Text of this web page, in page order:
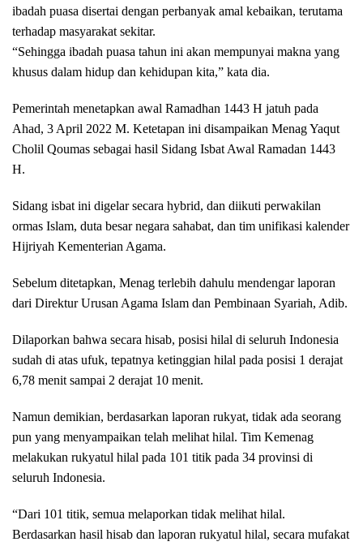
ibadah puasa disertai dengan perbanyak amal kebaikan, terutama
terhadap masyarakat sekitar.
“Sehingga ibadah puasa tahun ini akan mempunyai makna yang
khusus dalam hidup dan kehidupan kita,” kata dia.
Pemerintah menetapkan awal Ramadhan 1443 H jatuh pada
Ahad, 3 April 2022 M. Ketetapan ini disampaikan Menag Yaqut
Cholil Qoumas sebagai hasil Sidang Isbat Awal Ramadan 1443
H.
Sidang isbat ini digelar secara hybrid, dan diikuti perwakilan
ormas Islam, duta besar negara sahabat, dan tim unifikasi kalender
Hijriyah Kementerian Agama.
Sebelum ditetapkan, Menag terlebih dahulu mendengar laporan
dari Direktur Urusan Agama Islam dan Pembinaan Syariah, Adib.
Dilaporkan bahwa secara hisab, posisi hilal di seluruh Indonesia
sudah di atas ufuk, tepatnya ketinggian hilal pada posisi 1 derajat
6,78 menit sampai 2 derajat 10 menit.
Namun demikian, berdasarkan laporan rukyat, tidak ada seorang
pun yang menyampaikan telah melihat hilal. Tim Kemenag
melakukan rukyatul hilal pada 101 titik pada 34 provinsi di
seluruh Indonesia.
“Dari 101 titik, semua melaporkan tidak melihat hilal.
Berdasarkan hasil hisab dan laporan rukyatul hilal, secara mufakat